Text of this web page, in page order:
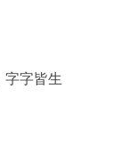
字字皆生